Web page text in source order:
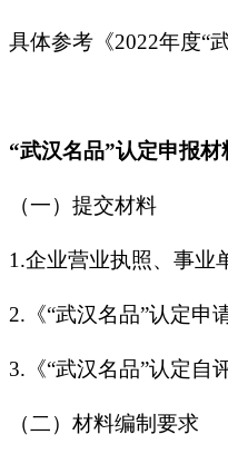
具体参考《2022年度“
“武汉名品”认定申报材
（一）提交材料
1.企业营业执照、事业
2.《“武汉名品”认定申
3.《“武汉名品”认定自
（二）材料编制要求